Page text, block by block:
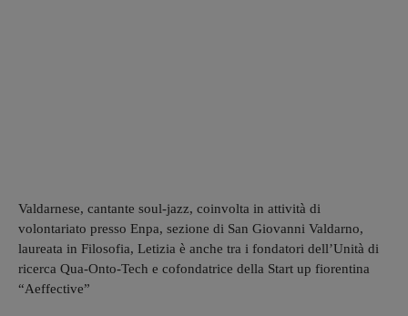
Valdarnese, cantante soul-jazz, coinvolta in attività di
volontariato presso Enpa, sezione di San Giovanni Valdarno,
laureata in Filosofia, Letizia è anche tra i fondatori dell’Unità di
ricerca Qua-Onto-Tech e cofondatrice della Start up fiorentina
“Aeffective”